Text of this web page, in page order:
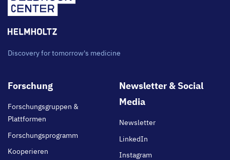
Discovery for tomorrow's medicine
Footer
Forschung
Forschungsgruppen &
Plattformen
Forschungsprogramm
Kooperieren
Newsletter & Social
Media
Newsletter
LinkedIn
Instagram